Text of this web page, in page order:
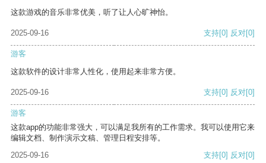
这款游戏的音乐非常优美，听了让人心旷神怡。
2025-09-16 支持[0] 反对[0]
游客
这款软件的设计非常人性化，使用起来非常方便。
2025-09-16 支持[0] 反对[0]
游客
这款app的功能非常强大，可以满足我所有的工作需求。我可以使用它来
编辑文档、制作演示文稿、管理日程安排等。
2025-09-16
支持[0] 反对[0]